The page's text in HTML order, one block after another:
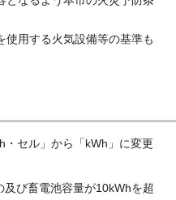
使用する火気設備等の基準も
セル」から「kWh」に変更
び畜電池容量が10kWhを超